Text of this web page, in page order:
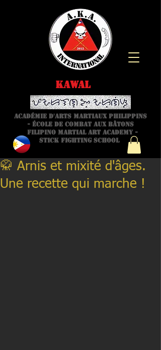
kawal
Académie d'arts martiaux philippins
- école de combat aux bâtons
Filipino Martial Art academy -
stick fighting school
🥋 Arnis et mixité d'âges.
Une recette qui marche !